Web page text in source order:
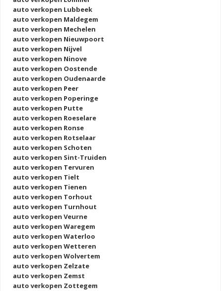
auto verkopen Lubbeek
auto verkopen Maldegem
auto verkopen Mechelen
auto verkopen Nieuwpoort
auto verkopen Nijvel
auto verkopen Ninove
auto verkopen Oostende
auto verkopen Oudenaarde
auto verkopen Peer
auto verkopen Poperinge
auto verkopen Putte
auto verkopen Roeselare
auto verkopen Ronse
auto verkopen Rotselaar
auto verkopen Schoten
auto verkopen Sint-Truiden
auto verkopen Tervuren
auto verkopen Tielt
auto verkopen Tienen
auto verkopen Torhout
auto verkopen Turnhout
auto verkopen Veurne
auto verkopen Waregem
auto verkopen Waterloo
auto verkopen Wetteren
auto verkopen Wolvertem
auto verkopen Zelzate
auto verkopen Zemst
auto verkopen Zottegem